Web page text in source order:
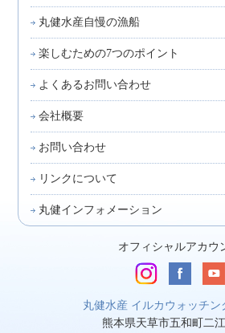
丸健水産自慢の漁船
楽しむための7つのポイント
よくあるお問い合わせ
会社概要
お問い合わせ
リンクについて
丸健インフォメーション
オフィシャルアカウ
丸健水産 イルカウォッチン
熊本県天草市五和町二